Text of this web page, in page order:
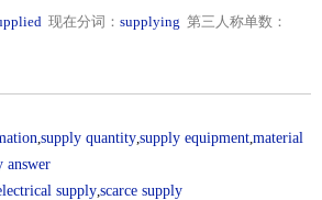
现在分词： supplying 第三人称单数：
,supply quantity,supply equipment,material
answer
supply,scarce supply